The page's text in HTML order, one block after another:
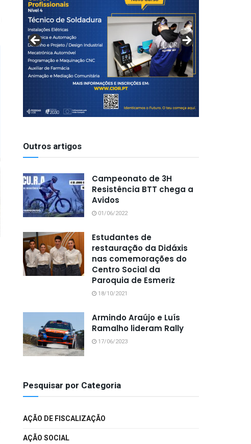
Outros artigos
Campeonato de 3H
Resistência BTT chega a
Avidos
01/06/2022
Estudantes de
restauração da Didáxis
nas comemorações do
Centro Social da
Paroquia de Esmeriz
18/10/2021
Armindo Araújo e Luís
Ramalho lideram Rally
17/06/2023
Pesquisar por Categoria
AÇÃO DE FISCALIZAÇÃO
AÇÃO SOCIAL